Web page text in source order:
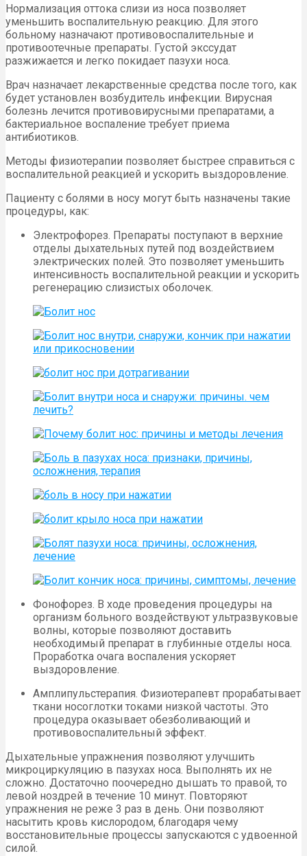
Нормализация оттока слизи из носа позволяет
уменьшить воспалительную реакцию. Для этого
больному назначают противовоспалительные и
противоотечные препараты. Густой экссудат
разжижается и легко покидает пазухи носа.
Врач назначает лекарственные средства после того, как
будет установлен возбудитель инфекции. Вирусная
болезнь лечится противовирусными препаратами, а
бактериальное воспаление требует приема
антибиотиков.
Методы физиотерапии позволяет быстрее справиться с
воспалительной реакцией и ускорить выздоровление.
Пациенту с болями в носу могут быть назначены такие
процедуры, как:
Электрофорез. Препараты поступают в верхние
отделы дыхательных путей под воздействием
электрических полей. Это позволяет уменьшить
интенсивность воспалительной реакции и ускорить
регенерацию слизистых оболочек.
Фонофорез. В ходе проведения процедуры на
организм больного воздействуют ультразвуковые
волны, которые позволяют доставить
необходимый препарат в глубинные отделы носа.
Проработка очага воспаления ускоряет
выздоровление.
Амплипульстерапия. Физиотерапевт прорабатывает
ткани носоглотки токами низкой частоты. Это
процедура оказывает обезболивающий и
противовоспалительный эффект.
Дыхательные упражнения позволяют улучшить
микроциркуляцию в пазухах носа. Выполнять их не
сложно. Достаточно поочередно дышать то правой, то
левой ноздрей в течение 10 минут. Повторяют
упражнения не реже 3 раз в день. Они позволяют
насытить кровь кислородом, благодаря чему
восстановительные процессы запускаются с удвоенной
силой.